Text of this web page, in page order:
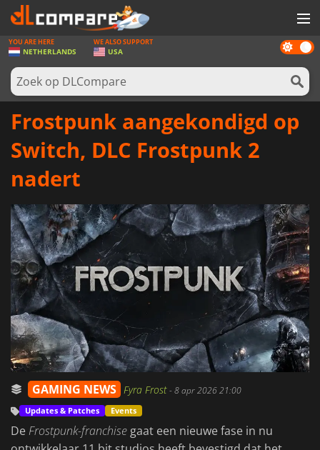
SPELLEN
GAME CARDS
SOFTWARE
Dark
mode
YOU ARE HERE
NETHERLANDS
WE ALSO SUPPORT
USA
Frostpunk aangekondigd op
Switch, DLC Frostpunk 2
nadert
GAMING NEWS Fyra Frost-8 apr 2026 21:00
Updates & Patches Events
DeFrostpunk-franchise gaat een nieuwe fase in nu